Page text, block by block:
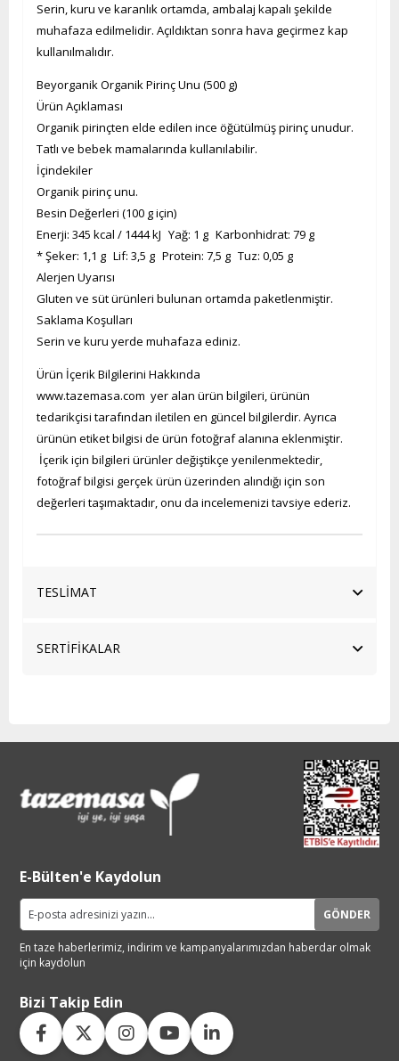
Serin, kuru ve karanlık ortamda, ambalaj kapalı şekilde
muhafaza edilmelidir. Açıldıktan sonra hava geçirmez kap
kullanılmalıdır.
Beyorganik Organik Pirinç Unu (500 g)
Ürün Açıklaması
Organik pirinçten elde edilen ince öğütülmüş pirinç unudur.
Tatlı ve bebek mamalarında kullanılabilir.
İçindekiler
Organik pirinç unu.
Besin Değerleri (100 g için)
Enerji: 345 kcal / 1444 kJ Yağ: 1 g Karbonhidrat: 79 g
* Şeker: 1,1 g Lif: 3,5 g Protein: 7,5 g Tuz: 0,05 g
Alerjen Uyarısı
Gluten ve süt ürünleri bulunan ortamda paketlenmiştir.
Saklama Koşulları
Serin ve kuru yerde muhafaza ediniz.
Ürün İçerik Bilgilerini Hakkında
www.tazemasa.com yer alan ürün bilgileri, ürünün
tedarikçisi tarafından iletilen en güncel bilgilerdir. Ayrıca
ürünün etiket bilgisi de ürün fotoğraf alanına eklenmiştir.
İçerik için bilgileri ürünler değiştikçe yenilenmektedir,
fotoğraf bilgisi gerçek ürün üzerinden alındığı için son
değerleri taşımaktadır, onu da incelemenizi tavsiye ederiz.
TESLİMAT
SERTİFİKALAR
E-Bülten'e Kaydolun
GÖNDER
En taze haberlerimiz, indirim ve kampanyalarımızdan haberdar olmak
için kaydolun
Bizi Takip Edin